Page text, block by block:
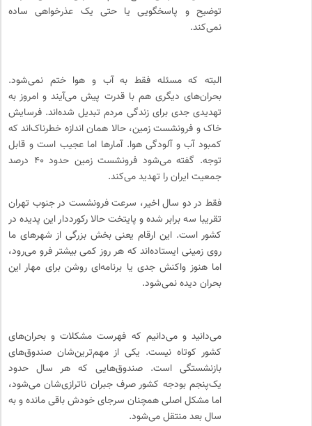
توضیح و پاسخگویی یا حتی یک عذرخواهی ساده
نمی‌کند.
البته که مسئله فقط به آب و هوا ختم نمی‌شود.
بحران‌های دیگری هم با قدرت پیش می‌آیند و امروز به
تهدیدی جدی برای زندگی مردم تبدیل شده‌اند. فرسایش
خاک و فرونشست زمین، حالا همان اندازه خطرناک‌اند که
کمبود آب و آلودگی هوا. آمارها اما عجیب است و قابل
توجه. گفته می‌شود فرونشست زمین حدود ۴۰ درصد
جمعیت ایران را تهدید می‌کند.
فقط در دو سال اخیر، سرعت فرونشست در جنوب تهران
تقریبا سه برابر شده و پایتخت حالا رکورددار این پدیده در
کشور است. این ارقام یعنی بخش بزرگی از شهرهای ما
روی زمینی ایستاده‌اند که هر روز کمی بیشتر فرو می‌رود،
اما هنوز واکنش جدی یا برنامه‌ای روشن برای مهار این
بحران دیده نمی‌شود.
می‌دانید و می‌دانیم که فهرست مشکلات و بحران‌های
کشور کوتاه نیست. یکی از مهم‌ترین‌شان صندوق‌های
بازنشستگی است. صندوق‌هایی که هر سال حدود
یک‌پنجم بودجه کشور صرف جبران ناترازی‌شان می‌شود،
اما مشکل اصلی همچنان سرجای خودش باقی مانده و به
سال بعد منتقل می‌شود.